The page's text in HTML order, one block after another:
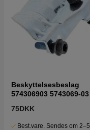
Beskyttelsesbeslag
574306903 5743069-03
75DKK
Best.vare. Sendes om 2–5